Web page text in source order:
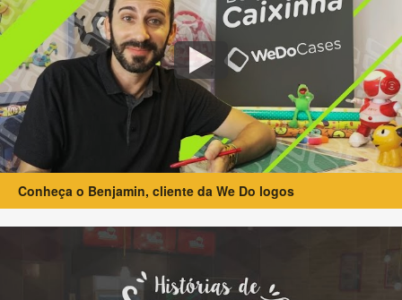
Conheça o Benjamin, cliente da We Do logos